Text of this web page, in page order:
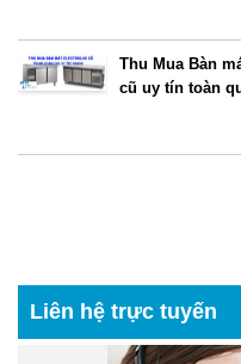
Liên hệ trực tuyến
Thu Mua Bàn
cũ uy tín toàn